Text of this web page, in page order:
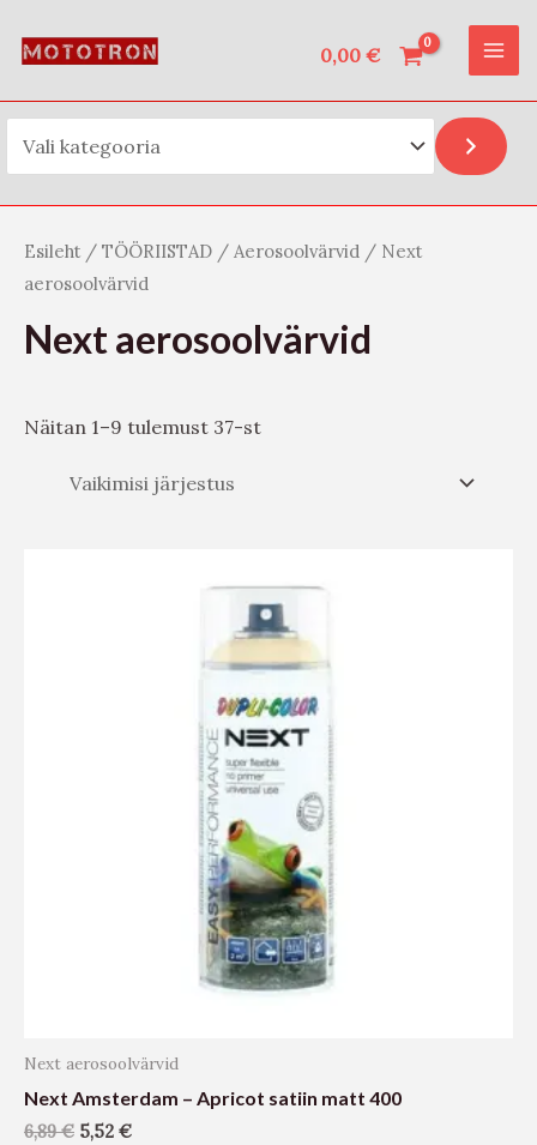
0,00 €
t
s
Esileht / TÖÖRIISTAD / Aerosoolvärvid / Next
aerosoolvärvid
Next aerosoolvärvid
Näitan 1–9 tulemust 37-st
Next aerosoolvärvid
Next Amsterdam – Apricot satiin matt 400
6,89€ 5,52 €